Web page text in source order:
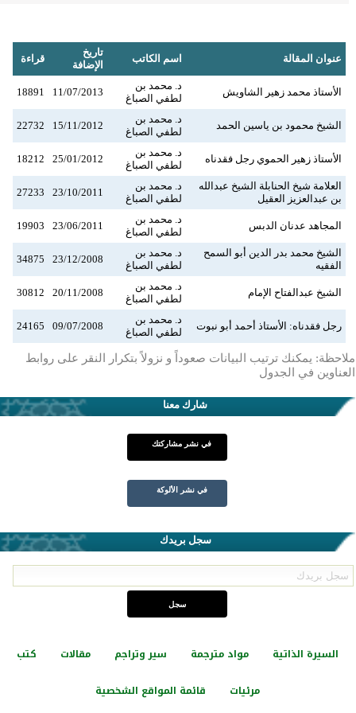
عنوان المقالة اسم الكاتب
تاريخ
الإضافة
قراءة
الأستاذ محمد زهير الشاويش
د. محمد بن
لطفي الصباغ
11/07/2013
18891
الشيخ محمود بن ياسين الحمد
د. محمد بن
لطفي الصباغ
15/11/2012
22732
الأستاذ زهير الحموي رجل فقدناه
د. محمد بن
لطفي الصباغ
25/01/2012
18212
العلامة شيخ الحنابلة الشيخ عبدالله
بن عبدالعزيز العقيل
د. محمد بن
لطفي الصباغ
23/10/2011
27233
المجاهد عدنان الدبس
د. محمد بن
لطفي الصباغ
23/06/2011
19903
الشيخ محمد بدر الدين أبو السمح
الفقيه
د. محمد بن
لطفي الصباغ
23/12/2008
34875
الشيخ عبدالفتاح الإمام
د. محمد بن
لطفي الصباغ
20/11/2008
30812
رجل فقدناه: الأستاذ أحمد أبو نبوت
د. محمد بن
لطفي الصباغ
09/07/2008
24165
ملاحظة: يمكنك ترتيب البيانات صعوداً و نزولاً بتكرار النقر على روابط
العناوين في الجدول
شارك معنا
في نشر مشاركتك
في نشر الألوكة
سجل بريدك
السيرة الذاتية مواد مترجمة سير وتراجم مقالات كتب
مرئيات قائمة المواقع الشخصية